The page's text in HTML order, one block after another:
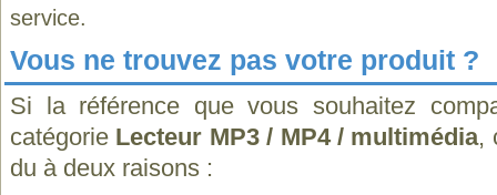
service.
Vous ne trouvez pas votre produit ?
Si la référence que vous souhaitez
catégorie Lecteur MP3 / MP4 / multimédia,
du à deux raisons :